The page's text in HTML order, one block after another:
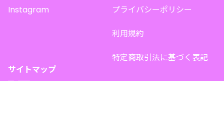
Instagram プライバシーポリシー
利用規約
特定商取引法に基づく表記
サイトマップ